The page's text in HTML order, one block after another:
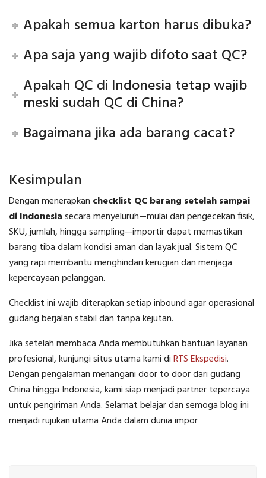
Apakah semua karton harus dibuka?
Apa saja yang wajib difoto saat QC?
Apakah QC di Indonesia tetap wajib
meski sudah QC di China?
Bagaimana jika ada barang cacat?
Kesimpulan
Dengan menerapkan checklist QC barang setelah sampai
di Indonesiasecara menyeluruh—mulai dari pengecekan fisik,
SKU, jumlah, hingga sampling—importir dapat memastikan
barang tiba dalam kondisi aman dan layak jual. Sistem QC
yang rapi membantu menghindari kerugian dan menjaga
kepercayaan pelanggan.
Checklist ini wajib diterapkan setiap inbound agar operasional
gudang berjalan stabil dan tanpa kejutan.
Jika setelah membaca Anda membutuhkan bantuan layanan
profesional, kunjungi situs utama kami diRTS Ekspedisi.
Dengan pengalaman menangani door to door dari gudang
China hingga Indonesia, kami siap menjadi partner tepercaya
untuk pengiriman Anda. Selamat belajar dan semoga blog ini
menjadi rujukan utama Anda dalam dunia impor